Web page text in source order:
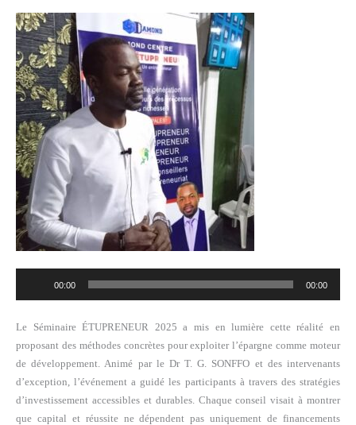
00:00 00:00
Le Séminaire ÉTUPRENEUR 2025 a mis en lumière cette réalité en
proposant des méthodes concrètes pour exploiter l’épargne comme moteur
de développement. Animé par le Dr T. G. SONFFO et des intervenants
d’exception, l’événement a guidé les participants à travers des stratégies
d’investissement accessibles et durables. Chaque conseil visait à montrer
que capital et réussite ne dépendent pas uniquement de financements